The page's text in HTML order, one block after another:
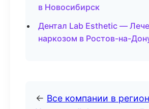
в Новосибирск
Дентал Lab Esthetic —
наркозом в Ростов-на-
← Все компании в